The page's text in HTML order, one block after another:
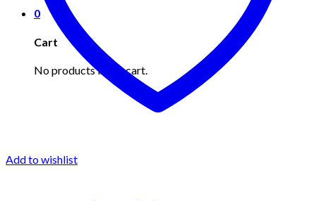
0
Cart
No products in the cart.
Add to wishlist